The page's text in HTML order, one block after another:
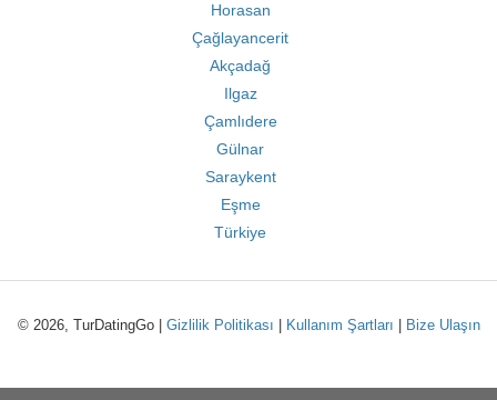
Horasan
Çağlayancerit
Akçadağ
Ilgaz
Çamlıdere
Gülnar
Saraykent
Eşme
Türkiye
© 2026, TurDatingGo | Gizlilik Politikası Kullanım Şartları Bize Ulaşın